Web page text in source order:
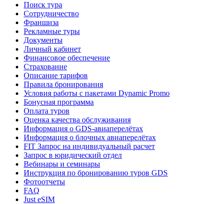
Поиск тура
Сотрудничество
Франшиза
Рекламные туры
Документы
Личный кабинет
Финансовое обеспечение
Страхование
Описание тарифов
Правила бронирования
Условия работы с пакетами Dynamic Promo
Бонусная программа
Оплата туров
Оценка качества обслуживания
Информация о GDS-авиаперелётах
Информация о блочных авиаперелётах
FIT Запрос на индивидуальный расчет
Запрос в юридический отдел
Вебинары и семинары
Инструкция по бронированию туров GDS
Фотоотчеты
FAQ
Just eSIM